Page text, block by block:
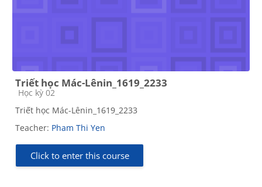
Triết học Mác-Lênin_1619_2233
Course category
Học kỳ 02
Triết học Mác-Lênin_1619_2233
Teacher: Pham Thi Yen
Click to enter this course